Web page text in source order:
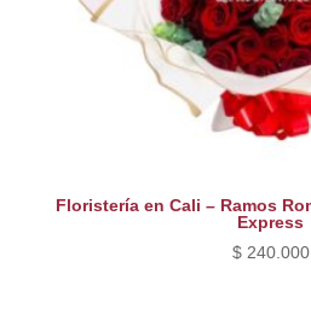
Floristería en Cali – Ramos
Express
$240.000